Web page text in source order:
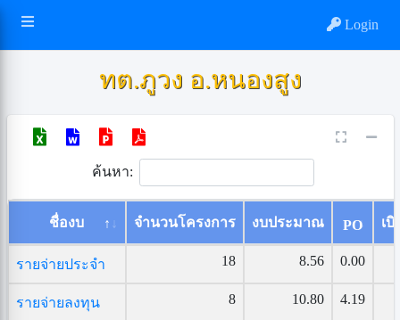
Login
ทต.ภูวง อ.หนองสูง
ค้นหา:
ชื่องบ จำนวนโครงการ งบประมาณ PO เบิ
รายจ่ายประจำ 18 8.56 0.00
รายจ่ายลงทุน 8 10.80 4.19